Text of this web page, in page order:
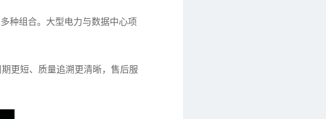
种组合。大型电力与数据中心项
更短、质量追溯更清晰，售后服